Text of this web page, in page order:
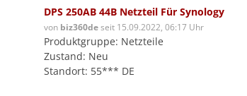
DPS 250AB 44B Netzteil Für Synology
von biz360deseit 15.09.2022, 06:17 Uhr
Produktgruppe: Netzteile
Zustand: Neu
Standort: 55*** DE